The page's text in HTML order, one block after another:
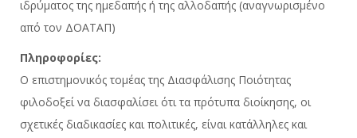
ιδρύματος της ημεδαπής ή της αλλοδαπής (αναγνωρισμένο
από τον ΔΟΑΤΑΠ)
Πληροφορίες:
Ο επιστημονικός τομέας της Διασφάλισης Ποιότητας
φιλοδοξεί να διασφαλίσει ότι τα πρότυπα διοίκησης, οι
σχετικές διαδικασίες και πολιτικές, είναι κατάλληλες και